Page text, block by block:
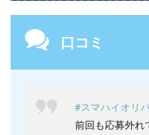
口コミ
#スマハイオリ
前回も応募外れ